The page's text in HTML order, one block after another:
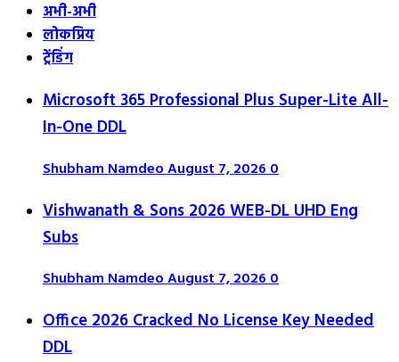
अभी-अभी
लोकप्रिय
ट्रेंडिंग
Microsoft 365 Professional Plus Super-Lite All-
In-One DDL
Shubham NamdeoAugust 7, 20260
Vishwanath & Sons 2026 WEB-DL UHD Eng
Subs
Shubham NamdeoAugust 7, 20260
Office 2026 Cracked No License Key Needed
DDL